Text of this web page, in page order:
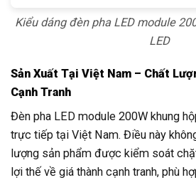
Kiểu dáng đèn pha LED module
LED
Sản Xuất Tại Việt Nam – Chất
Cạnh Tranh
Đèn pha LED module 200W khung
trực tiếp tại Việt Nam. Điều này
lượng sản phẩm được kiểm soát
lợi thế về giá thành cạnh tranh, phù